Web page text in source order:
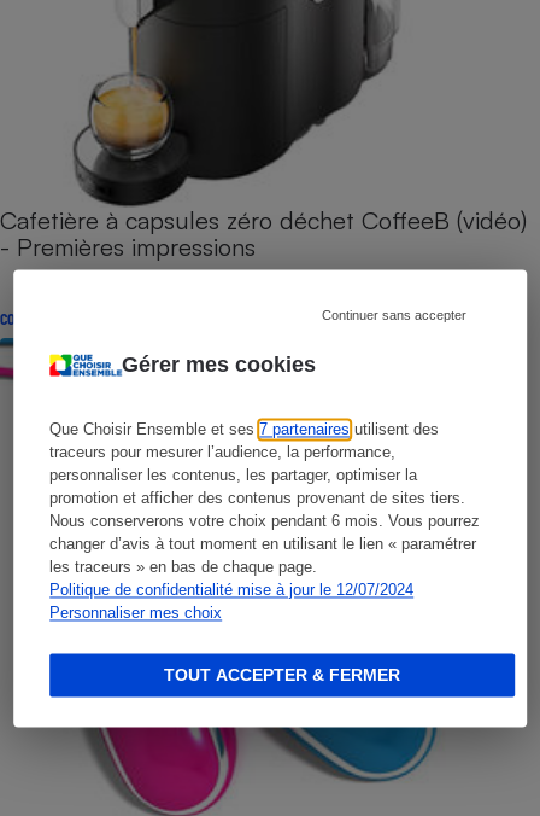
Gérer mes cookies
Que Choisir Ensemble et ses7 partenaires utilisent des
traceurs pour mesurer l’audience, la performance,
personnaliser les contenus, les partager, optimiser la
promotion et afficher des contenus provenant de sites tiers.
Nous conserverons votre choix pendant 6 mois. Vous pourrez
changer d’avis à tout moment en utilisant le lien « paramétrer
les traceurs » en bas de chaque page.
Politique de confidentialité mise à jour le 12/07/2024
Personnaliser mes choix
Continuer sans accepter
TOUT ACCEPTER & FERMER
Cafetière à capsules zéro déchet CoffeeB (vidéo)
- Premières impressions
CONSEILS